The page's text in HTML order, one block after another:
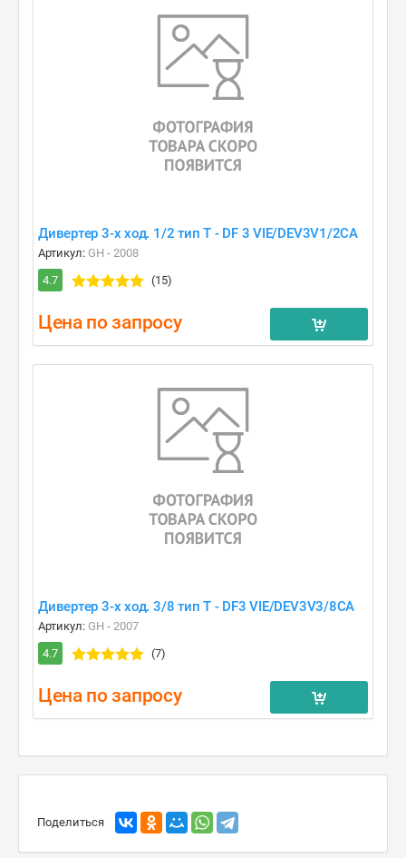
Дивертер 3-х ход. 1/2 тип T - DF 3 VIE/DEV3V1/2CA
Артикул: GH - 2008
4.7
(15)
Цена по запросу
Дивертер 3-х ход. 3/8 тип T - DF3 VIE/DEV3V3/8CA
Артикул: GH - 2007
4.7
(7)
Цена по запросу
Поделиться